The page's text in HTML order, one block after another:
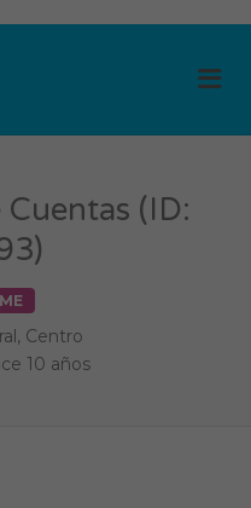
(ID:
, Centro
10 años